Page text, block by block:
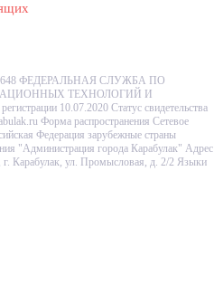
ФЕДЕРАЛЬНАЯ СЛУЖБА ПО
ТЕХНОЛОГИЙ И
10.07.2020 Статус свидетельства
Форма распространения Сетевое
Федерация зарубежные страны
"Администрация города Карабулак" Адрес
Карабулак, ул. Промысловая, д. 2/2 Языки